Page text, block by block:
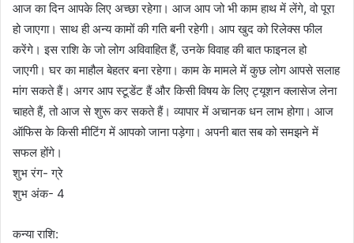
आज का दिन आपके लिए अच्छा रहेगा। आज आप जो भी काम हाथ में लेंगे, वो पूरा
हो जाएगा। साथ ही अन्य कामों की गति बनी रहेगी। आप खुद को रिलेक्स फील
करेंगे। इस राशि के जो लोग अविवाहित हैं, उनके विवाह की बात फाइनल हो
जाएगी। घर का माहौल बेहतर बना रहेगा। काम के मामले में कुछ लोग आपसे सलाह
मांग सकते हैं। अगर आप स्टूडेंट हैं और किसी विषय के लिए ट्यूशन क्लासेज लेना
चाहते हैं, तो आज से शुरू कर सकते हैं। व्यापार में अचानक धन लाभ होगा। आज
ऑफिस के किसी मीटिंग में आपको जाना पड़ेगा। अपनी बात सब को समझने में
सफल होंगे।
शुभ रंग- ग्रे
शुभ अंक- 4
कन्या राशि: